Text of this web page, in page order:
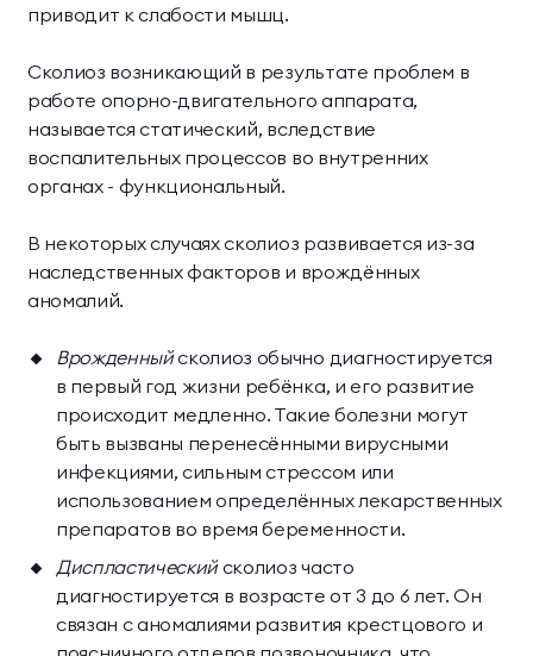
приводит к слабости мышц.
Сколиоз возникающий в результате проблем в
работе опорно-двигательного аппарата,
называется статический, вследствие
воспалительных процессов во внутренних
органах - функциональный.
В некоторых случаях сколиоз развивается из-за
наследственных факторов и врождённых
аномалий.
Врожденныйсколиоз обычно диагностируется
в первый год жизни ребёнка, и его развитие
происходит медленно. Такие болезни могут
быть вызваны перенесёнными вирусными
инфекциями, сильным стрессом или
использованием определённых лекарственных
препаратов во время беременности.
Диспластическийсколиоз часто
диагностируется в возрасте от 3 до 6 лет. Он
связан с аномалиями развития крестцового и